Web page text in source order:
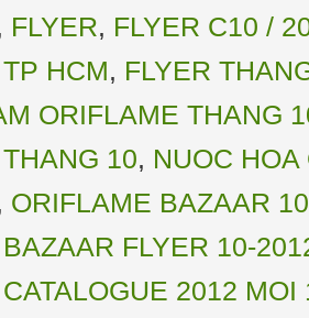
FLYER, FLYER C10 /
HCM, FLYER
ORIFLAME THANG
10, NUOC
ORIFLAME BAZAAR
FLYER 10-
2012 MOI